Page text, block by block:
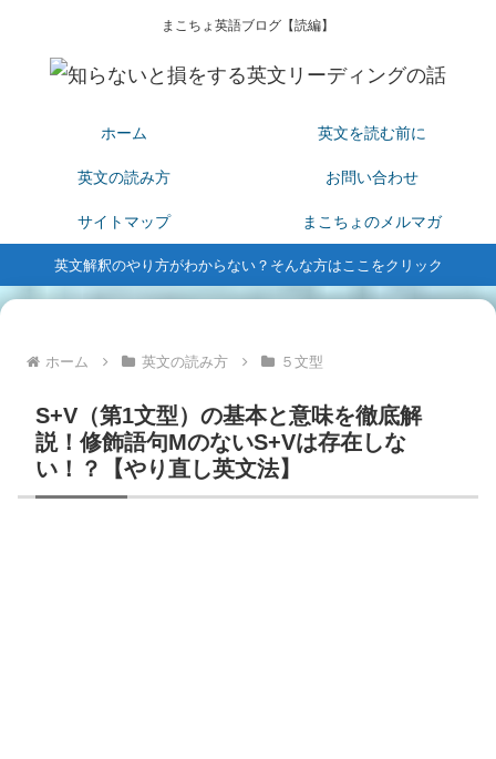
まこちょ英語ブログ【読編】
ホーム 英文を読む前に
英文の読み方 お問い合わせ
サイトマップ まこちょのメルマガ
英文解釈のやり方がわからない？そんな方はここをクリック
ホーム 英文の読み方 ５文型
S+V（第1文型）の基本と意味を徹底解
説！修飾語句MのないS+Vは存在しな
い！？【やり直し英文法】